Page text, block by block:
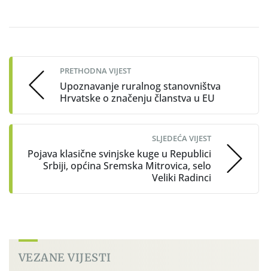
navigation
PRETHODNA VIJEST
Upoznavanje ruralnog stanovništva
Hrvatske o značenju članstva u EU
SLJEDEĆA VIJEST
Pojava klasične svinjske kuge u Republici
Srbiji, općina Sremska Mitrovica, selo
Veliki Radinci
VEZANE VIJESTI